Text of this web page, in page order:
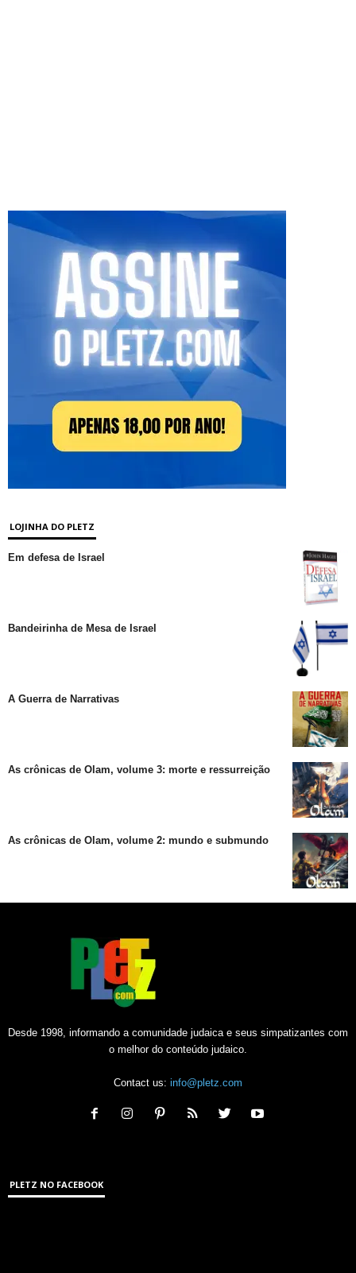
LOJINHA DO PLETZ
Em defesa de Israel
Bandeirinha de Mesa de Israel
A Guerra de Narrativas
As crônicas de Olam, volume 3: morte e ressurreição
As crônicas de Olam, volume 2: mundo e submundo
Desde 1998, informando a comunidade judaica e seus simpatizantes com
o melhor do conteúdo judaico.
Contact us: info@pletz.com
PLETZ NO FACEBOOK